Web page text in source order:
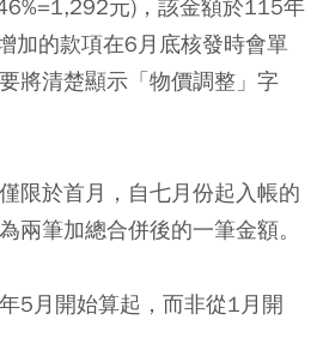
元)，該金額於115年
加的款項在6月底核發時會單
將清楚顯示「物價調整」字
限於首月，自七月份起入帳的
兩筆加總合併後的一筆金額。
5月開始算起，而非從1月開